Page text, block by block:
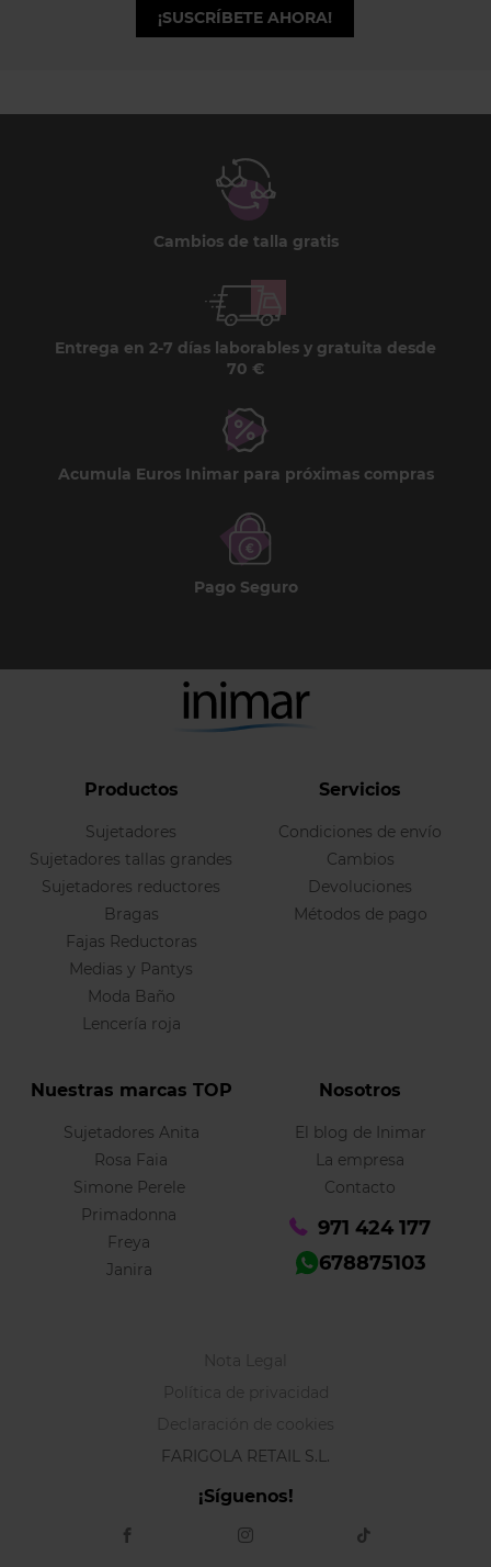
¡SUSCRÍBETE AHORA!
Cambios de talla gratis
Entrega en 2-7 días laborables y gratuita desde
70 €
Acumula Euros Inimar para próximas compras
Pago Seguro
Productos
Sujetadores
Sujetadores tallas grandes
Sujetadores reductores
Bragas
Fajas Reductoras
Medias y Pantys
Moda Baño
Lencería roja
Servicios
Condiciones de envío
Cambios
Devoluciones
Métodos de pago
Nuestras marcas TOP
Sujetadores Anita
Rosa Faia
Simone Perele
Primadonna
Freya
Janira
Nosotros
El blog de Inimar
La empresa
Contacto
971 424 177
678875103
Nota Legal
Política de privacidad
Declaración de cookies
FARIGOLA RETAIL S.L.
¡Síguenos!